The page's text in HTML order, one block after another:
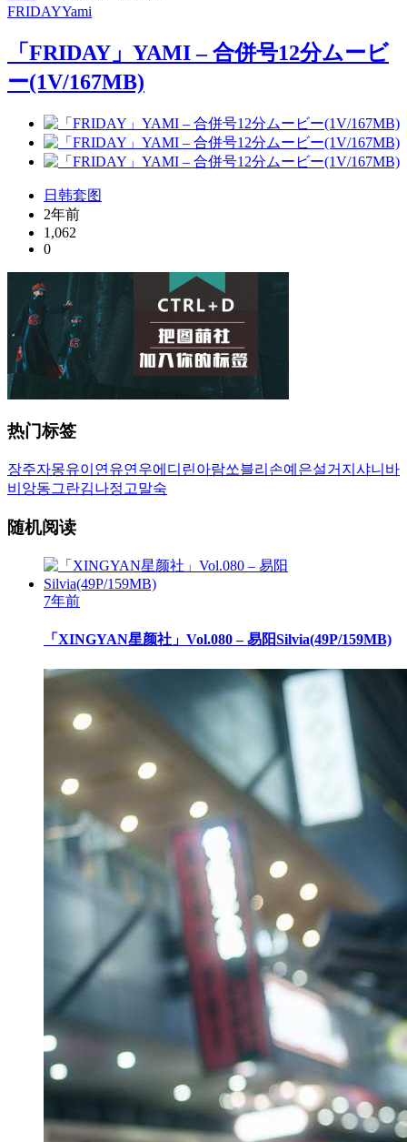
FRIDAYYami
「FRIDAY」YAMI – 合併号12分ムービ
ー(1V/167MB)
日韩套图
2年前
1,062
0
热门标签
장주자몽유이 연유연우에디린아람쏘블리 손예은설거지 샤니 바
비앙동그란김나정 고말숙
随机阅读
7年前
「XINGYAN星颜社」Vol.080 – 易阳Silvia(49P/159MB)